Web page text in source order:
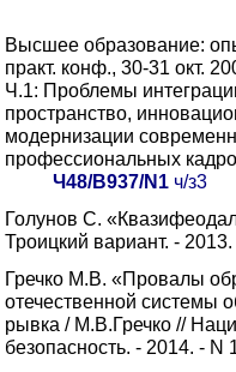
Высшее образование:
практ. конф., 30-31 окт.
Ч.1: Проблемы
пространство,
модернизации
профессиональных
Ч48/В937/N1ч/з3
Голунов С.
Троицкий вариант. -
Гречко М.В. «Провалы
отечественной системы
рывка / М.В.Гречко //
безопасность. - 2014. - N